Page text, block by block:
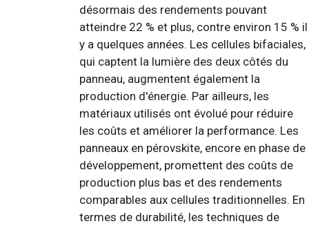
désormais des rendements pouvant
atteindre 22 % et plus, contre environ 15 % il
y a quelques années. Les cellules bifaciales,
qui captent la lumière des deux côtés du
panneau, augmentent également la
production d'énergie. Par ailleurs, les
matériaux utilisés ont évolué pour réduire
les coûts et améliorer la performance. Les
panneaux en pérovskite, encore en phase de
développement, promettent des coûts de
production plus bas et des rendements
comparables aux cellules traditionnelles. En
termes de durabilité, les techniques de